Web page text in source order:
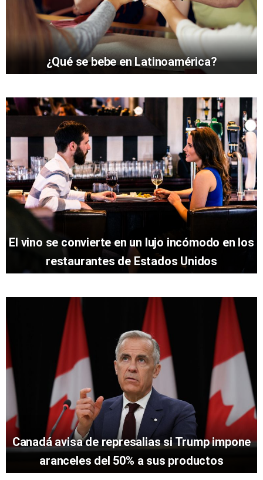
¿Qué se bebe en Latinoamérica?
El vino se convierte en un lujo incómodo en los
restaurantes de Estados Unidos
Canadá avisa de represalias si Trump impone
aranceles del 50% a sus productos